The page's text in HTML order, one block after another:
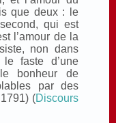
que deux : le
qui est
l’amour de la
non dans
faste d’une
bonheur de
par des
(Discours